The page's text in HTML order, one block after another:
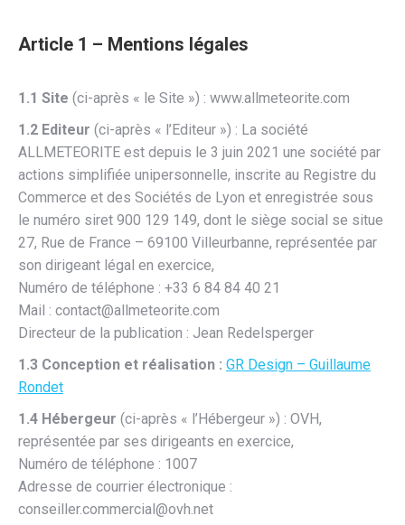
Article 1 – Mentions légales
1.1 Site (ci-après « le Site ») : www.allmeteorite.com
1.2 Editeur (ci-après « l’Editeur ») : La société
ALLMETEORITE est depuis le 3 juin 2021 une société par
actions simplifiée unipersonnelle, inscrite au Registre du
Commerce et des Sociétés de Lyon et enregistrée sous
le numéro siret 900 129 149, dont le siège social se situe
27, Rue de France – 69100 Villeurbanne, représentée par
son dirigeant légal en exercice,
Numéro de téléphone : +33 6 84 84 40 21
Mail : contact@allmeteorite.com
Directeur de la publication : Jean Redelsperger
1.3 Conception et réalisation : GR Design – Guillaume
Rondet
1.4 Hébergeur (ci-après « l’Hébergeur ») : OVH,
représentée par ses dirigeants en exercice,
Numéro de téléphone : 1007
Adresse de courrier électronique :
conseiller.commercial@ovh.net